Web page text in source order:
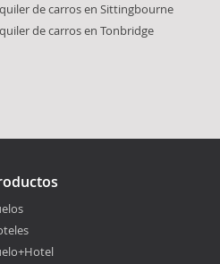
de carros en Sittingbourne
de carros en Tonbridge